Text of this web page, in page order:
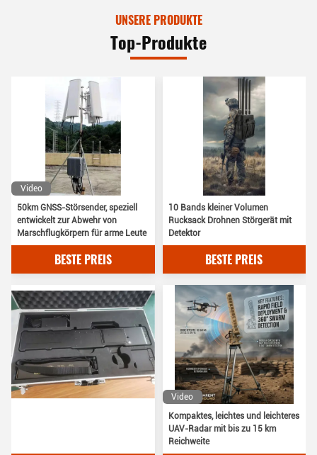
UNSERE PRODUKTE
Top-Produkte
Video
50km GNSS-Störsender, speziell
entwickelt zur Abwehr von
Marschflugkörpern für arme Leute
BESTE PREIS
10 Bands kleiner Volumen
Rucksack Drohnen Störgerät mit
Detektor
BESTE PREIS
Video
Kompaktes, leichtes und leichteres
UAV-Radar mit bis zu 15 km
Reichweite